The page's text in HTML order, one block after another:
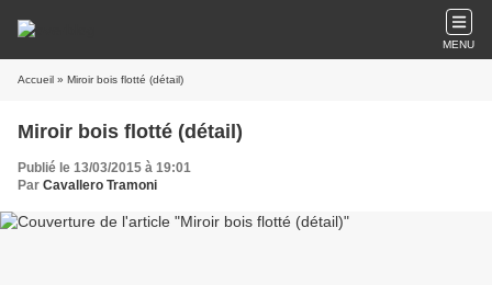
MENU
Accueil » Miroir bois flotté (détail)
Miroir bois flotté (détail)
Publié le 13/03/2015 à 19:01
Par Cavallero Tramoni